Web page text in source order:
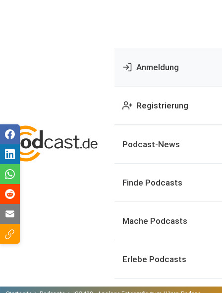
Anmeldung
Registrierung
Podcast-News
Finde Podcasts
Mache Podcasts
Erlebe Podcasts